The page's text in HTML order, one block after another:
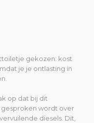
gekozen: kost
je je ontlasting in
op dat bij dit
wordt over
diesels. Dit,